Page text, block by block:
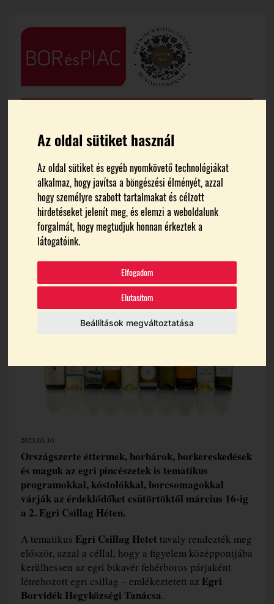
Az oldal sütiket használ
Az oldal sütiket és egyéb nyomkövető technológiákat
alkalmaz, hogy javítsa a böngészési élményét, azzal
hogy személyre szabott tartalmakat és célzott
hirdetéseket jelenít meg, és elemzi a weboldalunk
forgalmát, hogy megtudjuk honnan érkeztek a
látogatóink.
Elfogadom
Elutasítom
Beállítások megváltoztatása
FŐOLDAL HÍREK
Elindult az Egri Csillag Hét
Témák:
Egri Borvidék Hegyközségi Tanácsa
Egri Csillag
Egri Csillag Hét
2023.03.10.
Országszerte éttermek, borbárok, borkereskedések
és maguk az egri pincészetek is tematikus
programokkal, kóstolókkal, borcsomagokkal
várják az érdeklődőket csütörtöktől március 16-ig
a 2. Egri Csillag Héten.
A tematikus Egri Csillag Hetet tavaly rendezték meg
először, azzal a céllal, hogy a figyelem középpontjába
kerülhessen az egri bikavér fehérboros párjaként
létrehozott egri csillag – emlékeztetett az Egri
Borvidék Hegyközségi Tanácsa.